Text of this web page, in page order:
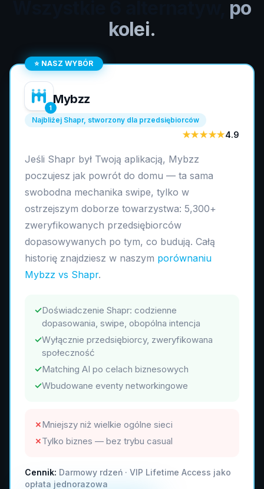
po
kolei.
⭐ NASZ WYBÓR
1
Mybzz
Najbliżej Shapr, stworzony dla przedsiębiorców
★★★★★4.9
Jeśli Shapr był Twoją aplikacją, Mybzz
poczujesz jak powrót do domu — ta sama
swobodna mechanika swipe, tylko w
ostrzejszym doborze towarzystwa: 5,300+
zweryfikowanych przedsiębiorców
dopasowywanych po tym, co budują. Całą
historię znajdziesz w naszym porównaniu
Mybzz vs Shapr.
✓Doświadczenie Shapr: codzienne
dopasowania, swipe, obopólna intencja
✓Wyłącznie przedsiębiorcy, zweryfikowana
społeczność
✓Matching AI po celach biznesowych
✓Wbudowane eventy networkingowe
✗Mniejszy niż wielkie ogólne sieci
✗Tylko biznes — bez trybu casual
Cennik: Darmowy rdzeń · VIP Lifetime Access jako
opłata jednorazowa